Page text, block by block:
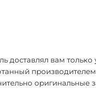
вам только
оригинальные